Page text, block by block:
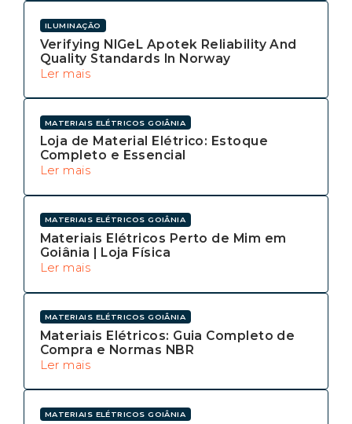
ILUMINAÇÃO
Verifying NIGeL Apotek Reliability And
Quality Standards In Norway
Ler mais
MATERIAIS ELÉTRICOS GOIÂNIA
Loja de Material Elétrico: Estoque
Completo e Essencial
Ler mais
MATERIAIS ELÉTRICOS GOIÂNIA
Materiais Elétricos Perto de Mim em
Goiânia | Loja Física
Ler mais
MATERIAIS ELÉTRICOS GOIÂNIA
Materiais Elétricos: Guia Completo de
Compra e Normas NBR
Ler mais
MATERIAIS ELÉTRICOS GOIÂNIA